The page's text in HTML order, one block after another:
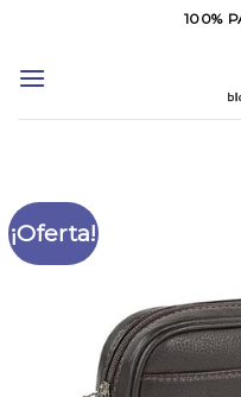
contenido
100%
¡Oferta!